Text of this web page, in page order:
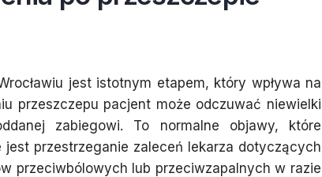
jest istotnym etapem, który wpływa na
przeszczepu pacjent może odczuwać niewielki
zabiegowi. To normalne objawy, które
przestrzeganie zaleceń lekarza dotyczących
przeciwbólowych lub przeciwzapalnych w razie